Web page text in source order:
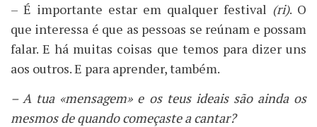
– É importante estar em qualquer festival (ri). O
que interessa é que as pessoas se reúnam e possam
falar. E há muitas coisas que temos para dizer uns
aos outros. E para aprender, também.
– A tua «mensagem» e os teus ideais são ainda os
mesmos de quando começaste a cantar?